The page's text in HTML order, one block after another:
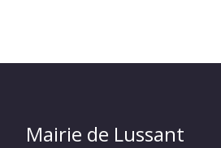
Mairie de Lussant